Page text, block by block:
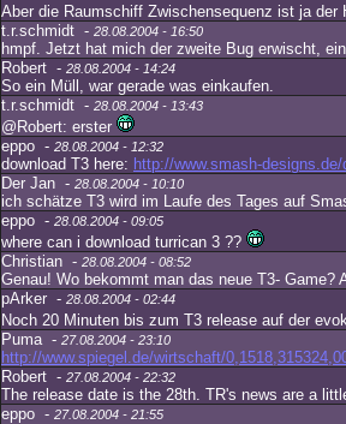
Aber die Raumschiff Zwischensequenz ist ja der
t.r.schmidt - 28.08.2004 - 16:50
hmpf. Jetzt hat mich der zweite Bug erwischt,
Robert - 28.08.2004 - 14:24
So ein Müll, war gerade was einkaufen.
t.r.schmidt - 28.08.2004 - 13:43
@Robert: erster
eppo - 28.08.2004 - 12:32
download T3 here: http://www.smash-
Der Jan - 28.08.2004 - 10:10
ich schätze T3 wird im Laufe des Tages auf
eppo - 28.08.2004 - 09:05
where can i download turrican 3 ??
Christian - 28.08.2004 - 08:52
Genau! Wo bekommt man das neue T3-
pArker - 28.08.2004 - 02:44
Noch 20 Minuten bis zum T3 release auf der
Puma - 27.08.2004 - 23:10
http://www.spiegel.de/wirtschaft/
Robert - 27.08.2004 - 22:32
The release date is the 28th. TR's news are a
eppo - 27.08.2004 - 21:55